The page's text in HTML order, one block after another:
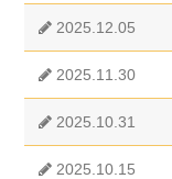
2025.12.05
2025.11.30
2025.10.31
2025.10.15